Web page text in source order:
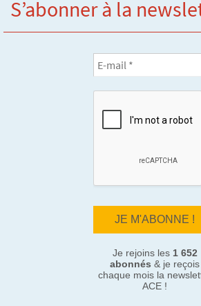
S’abonner à la
Je rejoins les 1 652
abonnés & je reçois
chaque mois la
ACE !